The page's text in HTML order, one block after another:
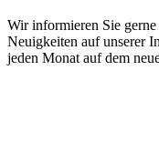
Wir informieren Sie
Neuigkeiten auf unserer
jeden Monat auf dem